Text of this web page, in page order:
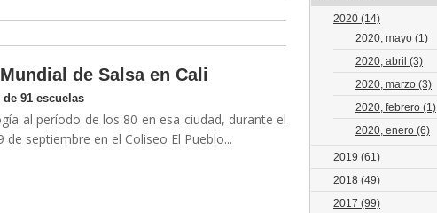
de Salsa en Cali
91 escuelas
al período de los 80 en esa ciudad, durante el
septiembre en el Coliseo El Pueblo...
2020 (14)
2020, mayo (1)
2020, abril (3)
2020, marzo (3)
2020, febrero (1)
2020, enero (6)
2019 (61)
2018 (49)
2017 (99)